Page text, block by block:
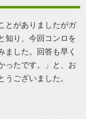
とがありましたがガ
知り、今回コンロを
ました。回答も早く
ったです。」と、お
うございました。